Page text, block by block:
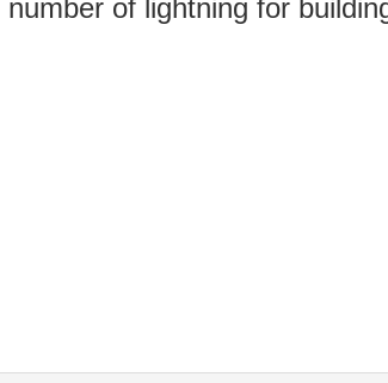
of lightning for